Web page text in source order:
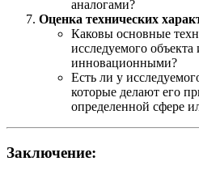
аналогами?
Оценка технических
Каковы основные
исследуемого
инновационными?
Есть ли у
которые делают его
определенной сфере
Заключение: